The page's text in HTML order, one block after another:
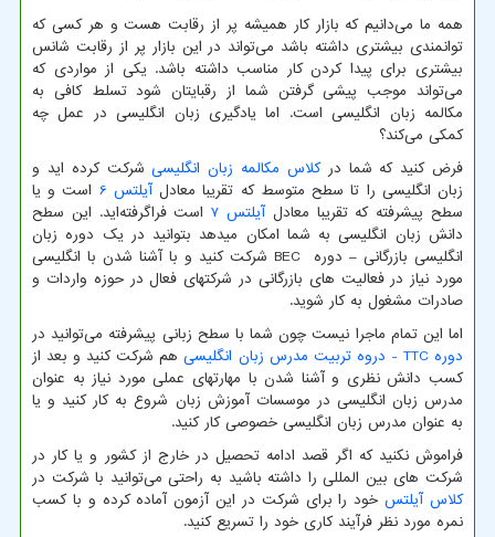
همه ما می‌دانیم که بازار کار همیشه پر از رقابت هست و هر کسی که
توانمندی بیشتری داشته باشد می‌تواند در این بازار پر از رقابت شانس
بیشتری برای پیدا کردن کار مناسب داشته باشد. یکی از مواردی که
می‌تواند موجب پیشی گرفتن شما از رقبایتان شود تسلط کافی به
مکالمه زبان انگلیسی است. اما یادگیری زبان انگلیسی در عمل چه
کمکی می‌کند؟
فرض کنید که شما درکلاس مکالمه زبان انگلیسیشرکت کرده اید و
زبان انگلیسی را تا سطح متوسط که تقریبا معادلآیلتس 6
است و یا
سطح پیشرفته که تقریبا معادلآیلتس 7
است فراگرفته‌اید. این سطح
دانش زبان انگلیسی به شما امکان میدهد بتوانید در یک دوره زبان
انگلیسی بازرگانی – دوره
BEC شرکت کنید و با آشنا شدن با انگلیسی
مورد نیاز در فعالیت های بازرگانی در شرکتهای فعال در حوزه واردات و
صادرات مشغول به کار شوید.
اما این تمام ماجرا نیست چون شما با سطح زبانی پیشرفته می‌توانید در
دوره TTC - دروه تربیت مدرس زبان انگلیسیهم شرکت کنید و بعد از
کسب دانش نظری و آشنا شدن با مهارتهای عملی مورد نیاز به عنوان
مدرس زبان انگلیسی در موسسات آموزش زبان شروع به کار کنید و یا
به عنوان مدرس زبان انگلیسی خصوصی کار کنید.
فراموش نکنید که اگر قصد ادامه تحصیل در خارج از کشور و یا کار در
شرکت های بین المللی را داشته باشید به راحتی می‌توانید با شرکت در
کلاس آیلتسخود را برای شرکت در این آزمون آماده کرده و با کسب
نمره مورد نظر فرآیند کاری خود را تسریع کنید.